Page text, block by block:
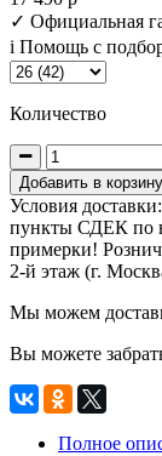
✓ Официальная
i Помощь с
Количество
Добавить в корзину
Условия
пункты СДЕК по
примерки!
2-й этаж (г.
Мы можем
Вы можете
Полное